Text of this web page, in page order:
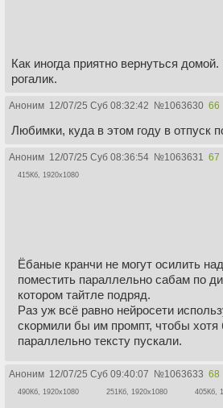
Как иногда приятно вернуться
рогалик.
Аноним 12/07/25 Суб 08:32:42 №1063630 66
Любимки, куда в этом году в отпуск
Аноним 12/07/25 Суб 08:36:54 №1063631 67
415Кб, 1920x1080
Ёбаные кранчи не могут осилить
поместить параллельно сабам по
котором тайтле подряд.
Раз уж всё равно нейросети
скормили бы им промпт, чтобы хотя
параллельно тексту пускали.
Аноним 12/07/25 Суб 09:40:07 №1063633 68
490Кб, 1920x1080 251Кб, 1920x1080 405Кб,